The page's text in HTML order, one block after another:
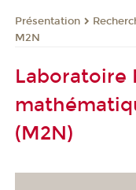
Présentation
M2N
Laboratoire
(M2N)